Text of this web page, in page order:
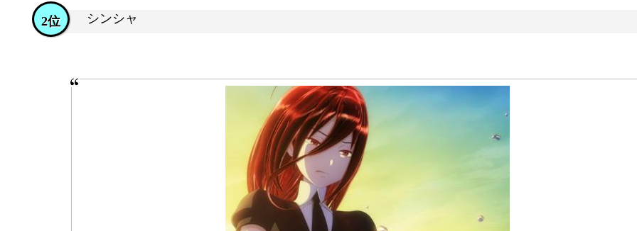
シンシャ
2位